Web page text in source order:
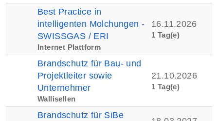
Best Practice in
intelligenten Molchungen -
SWISSGAS / ERI
Internet Plattform
16.11.2026
1 Tag(e)
Brandschutz für Bau- und
Projektleiter sowie
Unternehmer
Wallisellen
21.10.2026
1 Tag(e)
Brandschutz für SiBe